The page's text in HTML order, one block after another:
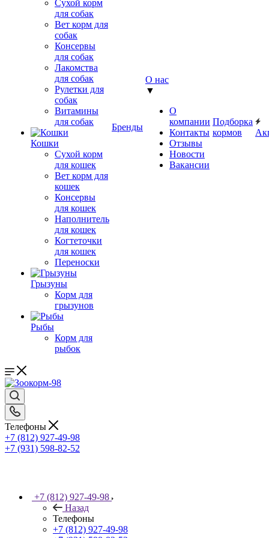
Сухой корм
для собак
Вет корм для
собак
Консервы
для собак
Лакомства
для собак
Рулетки для
собак
Витамины
для собак
Кошки
Сухой корм
для кошек
Вет корм для
кошек
Консервы
для кошек
Наполнитель
для кошек
Когтеточки
для кошек
Переноски
Грызуны
Корм для
грызунов
Рыбы
Корм для
рыбок
Бренды
О нас
▼
О
компании
Контакты
Отзывы
Новости
Вакансии
Подборка
кормов
Телефоны
+7 (812) 927-49-98
+7 (931) 598-82-52
+7 (812) 927-49-98
Назад
Телефоны
+7 (812) 927-49-98